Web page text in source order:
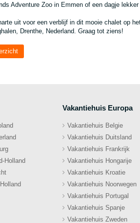
Adventure Zoo in Emmen of een dagje
uit voor een verblijf in dit mooie chalet op
Drenthe, Nederland. Graag tot ziens!
Holland
Vakantiehuis Europa
Vakantiehuis Belgie
Vakantiehuis Duitsland
Vakantiehuis Frankrijk
Vakantiehuis Hongarije
Vakantiehuis Kroatie
Vakantiehuis Noorwegen
Vakantiehuis Portugal
Vakantiehuis Spanje
Vakantiehuis Zweden